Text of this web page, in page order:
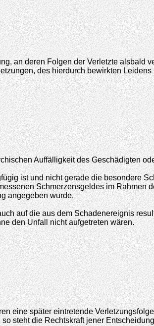
an deren Folgen der Verletzte alsbald
des hierdurch bewirkten
Auffälligkeit des Geschädigten
ist und nicht gerade die besondere
Schmerzensgeldes im Rahmen
angegeben wurde.
auf die aus dem Schadenereignis
den Unfall nicht aufgetreten wären.
eine später eintretende
steht die Rechtskraft jener